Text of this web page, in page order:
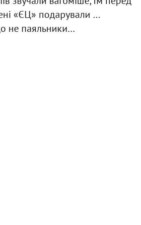
«ЄЦ» подарували …
не паяльники…